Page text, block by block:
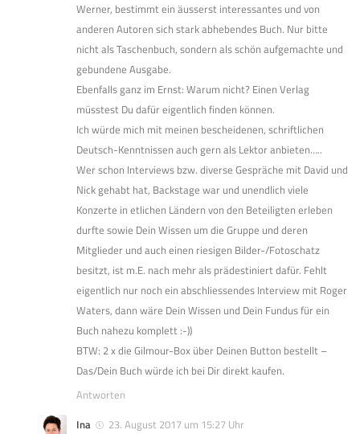
Werner, bestimmt ein äusserst interessantes und von
anderen Autoren sich stark abhebendes Buch. Nur bitte
nicht als Taschenbuch, sondern als schön aufgemachte und
gebundene Ausgabe.
Ebenfalls ganz im Ernst: Warum nicht? Einen Verlag
müsstest Du dafür eigentlich finden können.
Ich würde mich mit meinen bescheidenen, schriftlichen
Deutsch-Kenntnissen auch gern als Lektor anbieten…..
Wer schon Interviews bzw. diverse Gespräche mit David und
Nick gehabt hat, Backstage war und unendlich viele
Konzerte in etlichen Ländern von den Beteiligten erleben
durfte sowie Dein Wissen um die Gruppe und deren
Mitglieder und auch einen riesigen Bilder-/Fotoschatz
besitzt, ist m.E. nach mehr als prädestiniert dafür. Fehlt
eigentlich nur noch ein abschliessendes Interview mit Roger
Waters, dann wäre Dein Wissen und Dein Fundus für ein
Buch nahezu komplett :-))
BTW: 2 x die Gilmour-Box über Deinen Button bestellt –
Das/Dein Buch würde ich bei Dir direkt kaufen.
Antworten
Ina
23. August 2017 um 15:27 Uhr